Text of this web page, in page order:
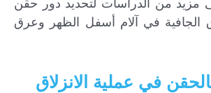
مزيد من الدراسات لتحديد دور حقن
الجافية في آلام أسفل الظهر وعرق
في عملية الانزلاق